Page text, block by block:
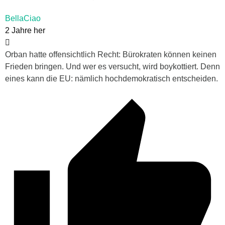
BellaCiao
2 Jahre her
Orban hatte offensichtlich Recht: Bürokraten können keinen
Frieden bringen. Und wer es versucht, wird boykottiert. Denn
eines kann die EU: nämlich hochdemokratisch entscheiden.